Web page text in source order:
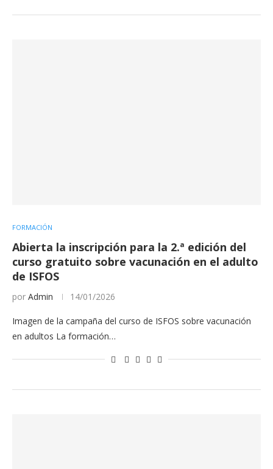
FORMACIÓN
Abierta la inscripción para la 2.ª edición del
curso gratuito sobre vacunación en el adulto
de ISFOS
por Admin 14/01/2026
Imagen de la campaña del curso de ISFOS sobre vacunación
en adultos La formación…